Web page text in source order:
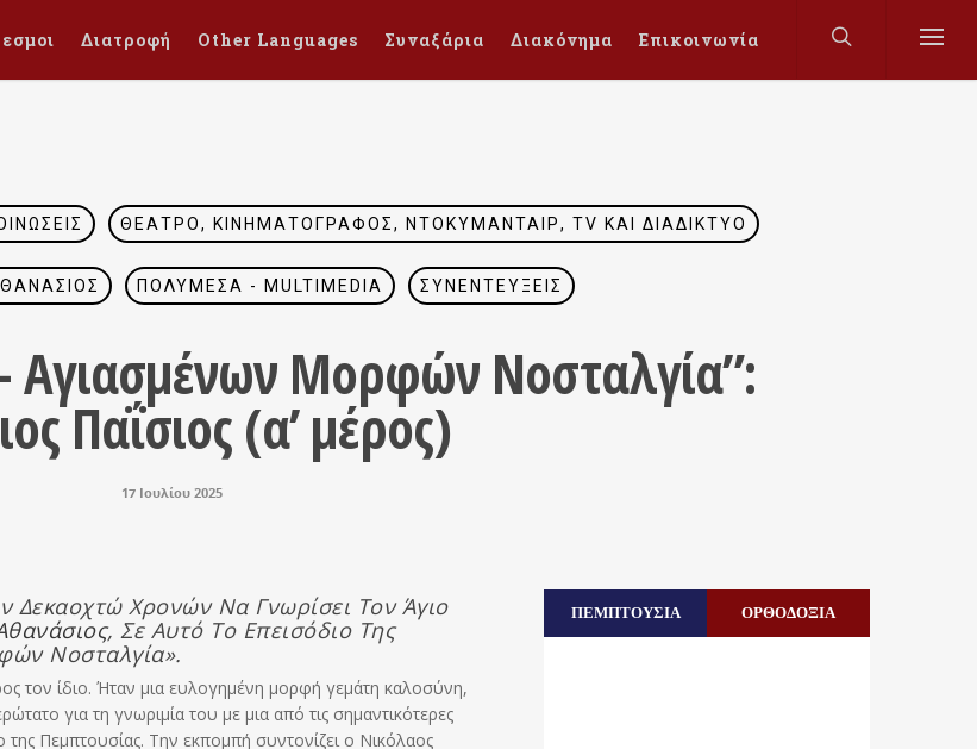
Διατροφή Other Languages Συναξάρια Διακόνημα Επικοινωνία
ΘΈΑΤΡΟ, ΚΙΝΗΜΑΤΟΓΡΆΦΟΣ, ΝΤΟΚΥΜΑΝΤΑΊΡ, TV ΚΑΙ ΔΙΑΔΊΚΤΥΟ
ΠΟΛΥΜΈΣΑ - MULTIMEDIA ΣΥΝΕΝΤΕΎΞΕΙΣ
Αγιασμένων Μορφών Νοσταλγία”:
Παΐσιος (α’ μέρος)
17 Ιουλίου 2025
Δεκαοχτώ Χρονών Να Γνωρίσει Τον Άγιο
, Σε Αυτό Το Επεισόδιο Της
Νοσταλγία».
τον ίδιο. Ήταν μια ευλογημένη μορφή γεμάτη καλοσύνη,
για τη γνωριμία του με μια από τις σημαντικότερες
Πεμπτουσίας. Την εκπομπή συντονίζει ο Νικόλαος
ΠΕΜΠΤΟΥΣΙΑ ΟΡΘΟΔΟΞΙΑ